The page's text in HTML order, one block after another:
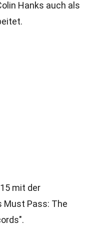
Hanks auch als
mit der
Must Pass: The